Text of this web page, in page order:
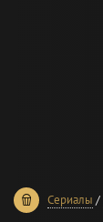
Сериалы /